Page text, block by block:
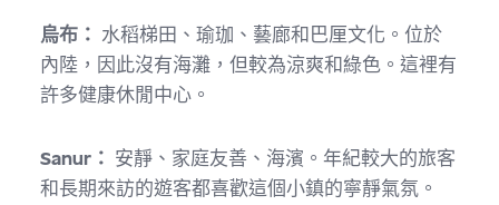
烏布： 水稻梯田、瑜珈、藝廊和巴厘文化。位於
內陸，因此沒有海灘，但較為涼爽和綠色。這裡有
許多健康休閒中心。
Sanur： 安靜、家庭友善、海濱。年紀較大的旅客
和長期來訪的遊客都喜歡這個小鎮的寧靜氣氛。